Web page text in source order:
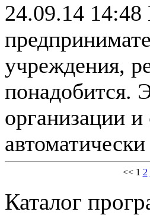
24.09.14 14:48
учреждения,
понадобится.
организации
<< 1 2
Каталог